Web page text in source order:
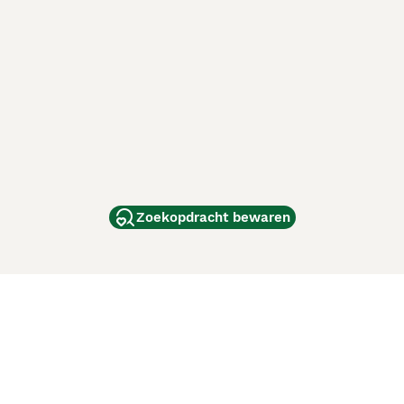
Zoekopdracht bewaren